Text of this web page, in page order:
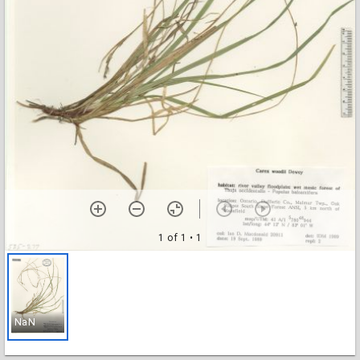
1 of 1 • 1
NaN